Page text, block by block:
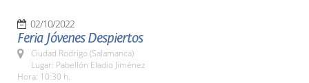
02/10/2022
Feria Jóvenes Despiertos
Ciudad Rodrigo (Salamanca)
Lugar: Pabellón Eladio Jiménez
Hora: 10:30 h.